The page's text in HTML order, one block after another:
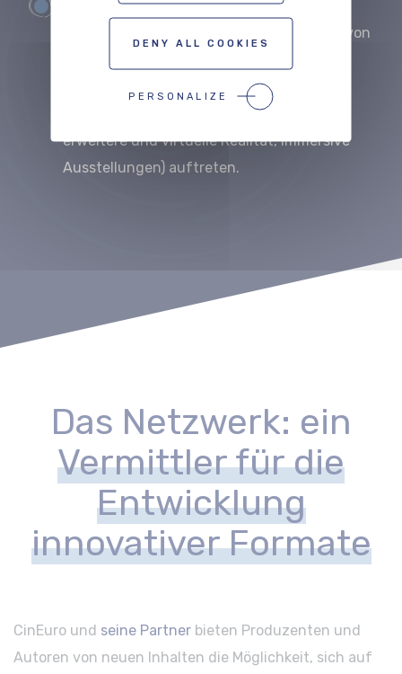
roduktion dieser neuen
nach der Beobachtung von
verschiedenen Themen (neue Schrift,
innovative audiovisuelle Formate, Gaming,
erweitere und virtuelle Realität, immersive
Ausstellungen) auftreten.
Das Netzwerk: ein
Vermittler für die
Entwicklung
innovativer Formate
CinEuro und seine Partner bieten Produzenten und
Autoren von neuen Inhalten die Möglichkeit, sich auf
DENY ALL COOKIES
PERSONALIZE